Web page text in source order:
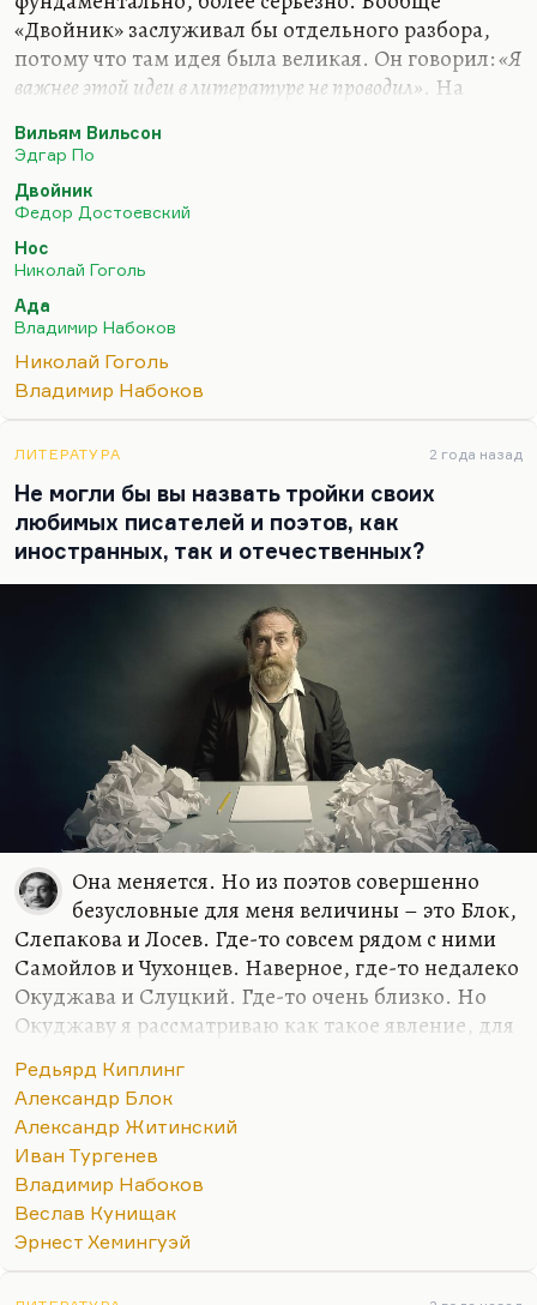
«Двойник» заслуживал бы отдельного разбора,
потому что там идея была великая. Он говорил:«Я
важнее этой идеи в литературе не проводил». На
инквизитор более важная идея, более интересная
история. В чем важность идеи? Я не говорю о том,
что он прекрасно написан. Прекрасно описан
дебют безумия и раздвоение Голядкина. Я
думаю, важность этой идеи даже не в том, что
наглые, успешные люди, что, условно говоря,
всегда есть наш успешный двойник. Условно
говоря, наши неудачи – это чьи-то…
Вильям Вильсон
Эдгар По
Двойник
Федор Достоевский
Нос
Николай Гоголь
Ада
Владимир Набоков
Николай Гоголь
Владимир Набоков
ЛИТЕРАТУРА 2 года назад
Не могли бы вы назвать тройки своих
любимых писателей и поэтов, как
иностранных, так и отечественных?
Она меняется. Но из поэтов совершенно
безусловные для меня величины – это Блок,
Слепакова и Лосев. Где-то совсем рядом с ними
Самойлов и Чухонцев. Наверное, где-то недалеко
Окуджава и Слуцкий. Где-то очень близко. Но
Окуджаву я рассматриваю как такое явление, для
конгломерат нерасчленимый. Видите, семерку
только могу назвать. Но в самом первом ряду
люди, который я люблю кровной,
нерасторжимой любовью. Блок, Слепакова и
Лосев. Наверное, вот так.
Мне при первом знакомстве Кенжеев сказал:
и Мандельштам». Насчет Блока – да, говорю,
Редьярд Киплинг
Александр Блок
Александр Житинский
Иван Тургенев
Владимир Набоков
Веслав Кунищак
Эрнест Хемингуэй